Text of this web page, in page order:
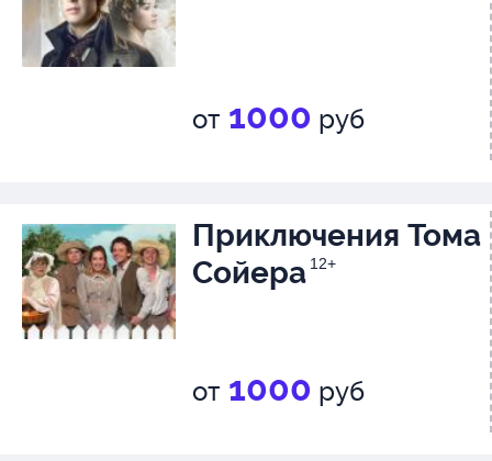
от 1000 руб
Приключения Тома
Сойера 12+
от 1000 руб